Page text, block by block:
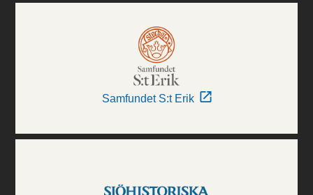
Samfundet S:t Erik